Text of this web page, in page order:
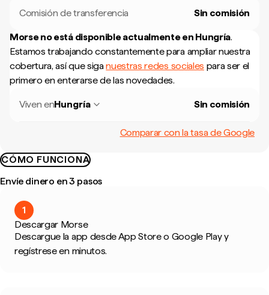
Comisión de transferencia Sin comisión
Morse no está disponible actualmente en Hungría.
Estamos trabajando constantemente para ampliar nuestra
cobertura, así que siganuestras redes sociales para ser el
primero en enterarse de las novedades.
Viven enHungría Sin comisión
Comparar con la tasa de Google
CÓMO FUNCIONA
Envíe dinero en 3 pasos
1
Descargar Morse
Descargue la app desde App Store o Google Play y
regístrese en minutos.